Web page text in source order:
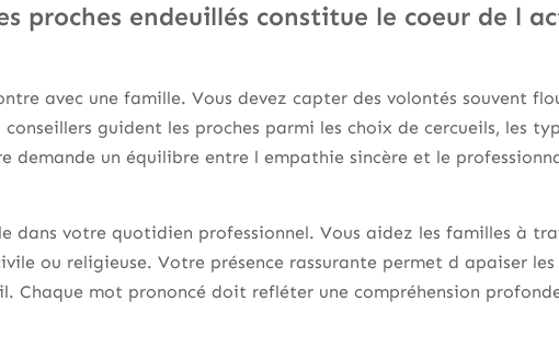
proches endeuillés constitue le coeur de l
avec une famille. Vous devez capter des volontés souvent
guident les proches parmi les choix de cercueils, les
demande un équilibre entre l empathie sincère et le
dans votre quotidien professionnel. Vous aidez les familles à
ou religieuse. Votre présence rassurante permet d apaiser les
Chaque mot prononcé doit refléter une compréhension